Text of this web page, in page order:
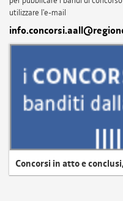
utilizzare l'e-mail
Concorsi in atto e